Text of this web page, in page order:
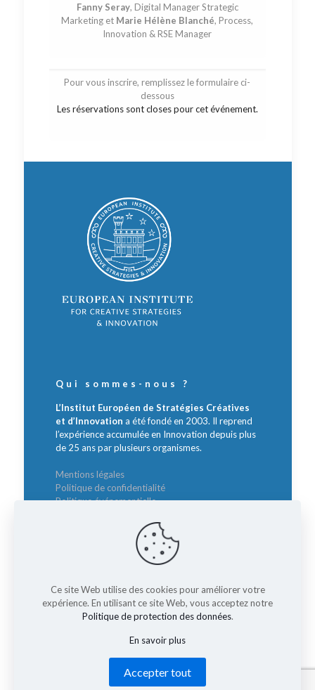
Fanny Seray, Digital Manager Strategic
Marketing et Marie Hélène Blanché, Process,
Innovation & RSE Manager
Pour vous inscrire, remplissez le formulaire ci-
dessous
Les réservations sont closes pour cet événement.
Qui sommes-nous ?
L’Institut Européen de Stratégies Créatives
et d’Innovation a été fondé en 2003. Il reprend
l’expérience accumulée en Innovation depuis plus
de 25 ans par plusieurs organismes.
Mentions légales
Politique de confidentialité
Politique événementielle
Sylvie BORZAKIAN
Directrice Générale
borzakian@institut-innovation.com
© 2026 Rencontre Nationale des Directeurs de
Ce site Web utilise des cookies pour améliorer votre
expérience. En utilisant ce site Web, vous acceptez notre
Politique de protection des données.
En savoir plus
Accepter tout